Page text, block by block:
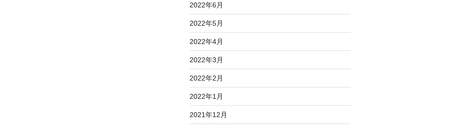
2022年6月
2022年5月
2022年4月
2022年3月
2022年2月
2022年1月
2021年12月